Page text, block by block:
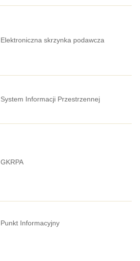
Elektroniczna skrzynka podawcza
System Informacji Przestrzennej
GKRPA
Punkt Informacyjny